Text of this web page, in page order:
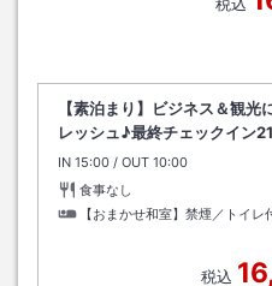
【素泊まり】ビジネス＆観
レッシュ♪最終チェックイン
IN チェックイン
15:00 / OUT チェックアウト
10:00
食事なし
【おまかせ和室】禁煙／トイレ
税込